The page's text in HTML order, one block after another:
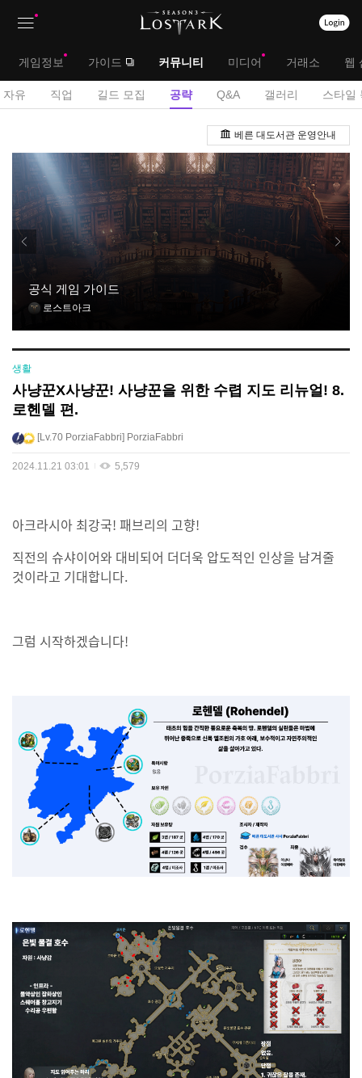
뉴
대
메
게임정보 가이드 커뮤니티 미디어 거래소 웹
서
메
뉴
자유 직업 길드 모집 공략 Q&A 갤러리 스타일
략
판
베른 대도서관 운영안내
공식 게임 가이드
로스트아크
생활
사냥꾼X사냥꾼! 사냥꾼을 위한 수렵 지도 리뉴얼! 8.
로헨델 편.
Lv.70 PorziaFabbri PorziaFabbri
2024.11.21 03:01 5,579
아크라시아 최강국! 패브리의 고향!
직전의 슈샤이어와 대비되어 더더욱 압도적인 인상을 남겨줄
것이라고 기대합니다.
그럼 시작하겠습니다!